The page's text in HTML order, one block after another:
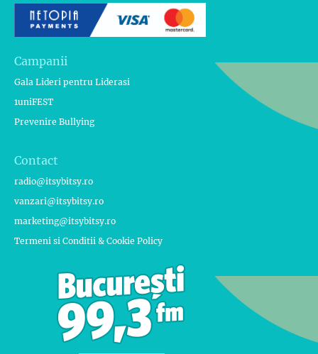
Campanii
Gala Lideri pentru Liderasi
1uniFEST
Prevenire Bullying
Contact
radio@itsybitsy.ro
vanzari@itsybitsy.ro
marketing@itsybitsy.ro
Termeni si Conditii & Cookie Policy